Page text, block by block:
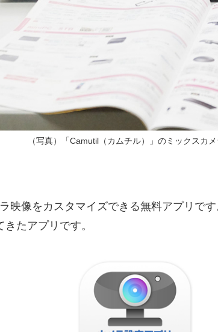
（写真）「Camutil（カムチル）」のミックスカ
映像をカスタマイズできる無料アプリで
たアプリです。